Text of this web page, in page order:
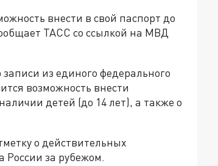
внести в свой паспорт до
ТАСС со ссылкой на МВД
из единого федерального
возможность внести
детей (до 14 лет), а также о
о действительных
России за рубежом.